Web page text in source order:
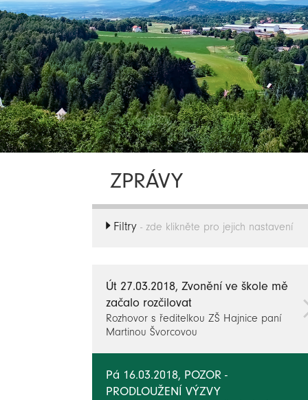
ZPRÁVY
Filtry - zde klikněte pro jejich nastavení
Út 27.03.2018, Zvonění ve škole mě
začalo rozčilovat
Rozhovor s ředitelkou ZŠ Hajnice paní
Martinou Švorcovou
Pá 16.03.2018, POZOR -
PRODLOUŽENÍ VÝZVY